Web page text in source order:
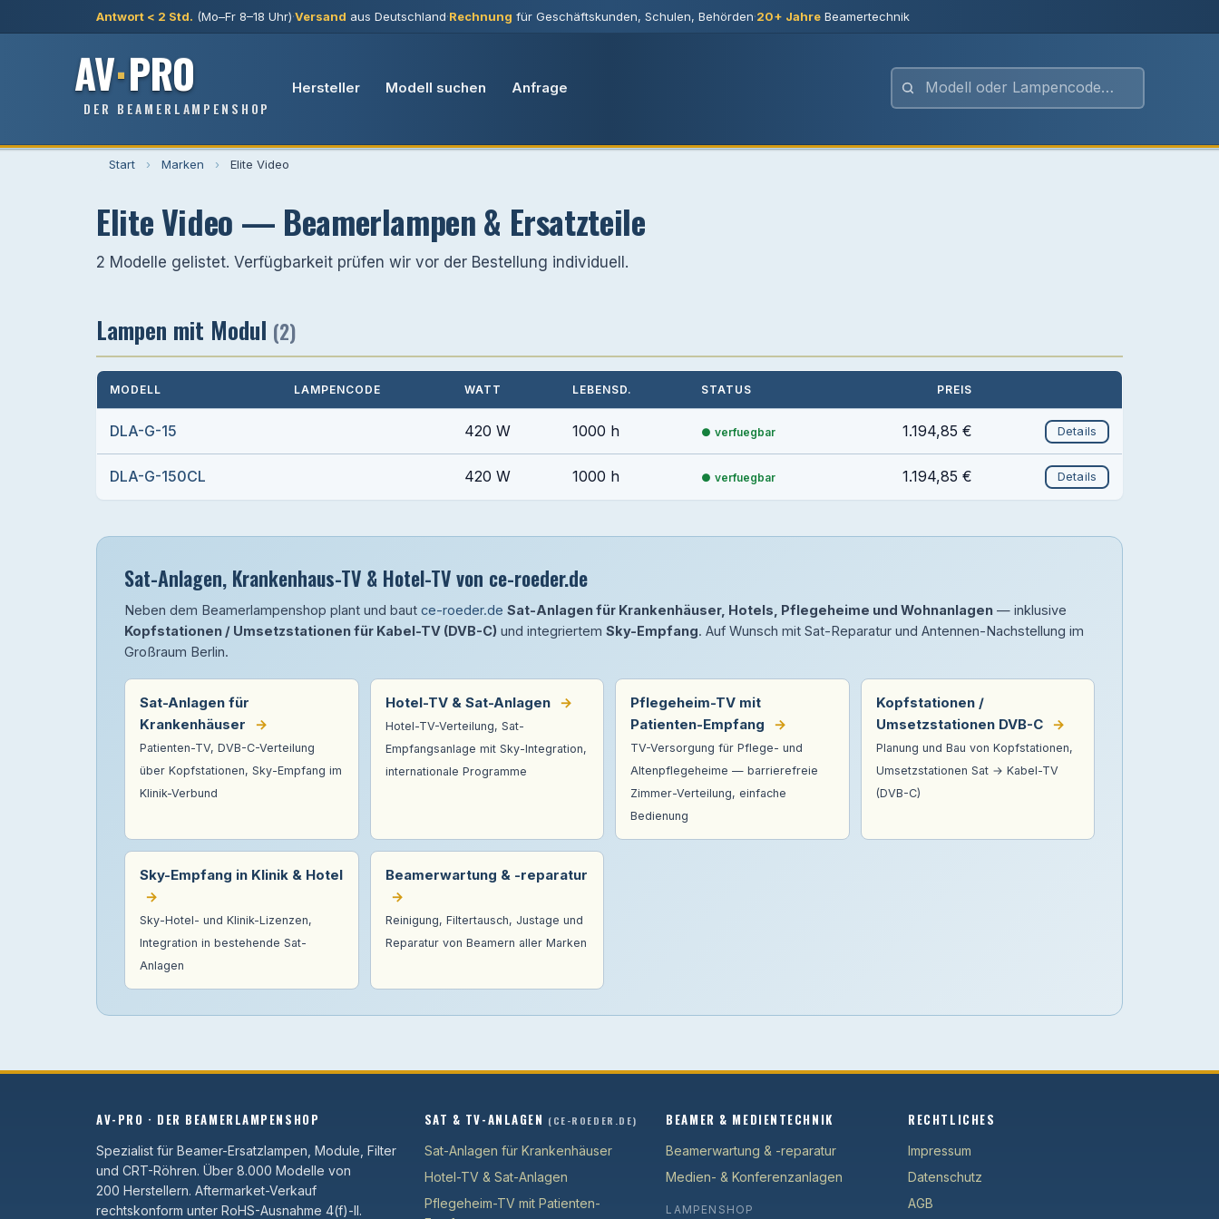
Antwort < 2 Std. (Mo–Fr 8–18 Uhr)·Versand aus Deutschland·Rechnung für Geschäftskunden, Schulen, Behörden·20+ Jahre Beamertechnik
AV·PRO
DER BEAMERLAMPENSHOP
Hersteller Modell suchen Anfrage
Start › Marken › Elite Video
Elite Video — Beamerlampen & Ersatzteile
2 Modelle gelistet. Verfügbarkeit prüfen wir vor der Bestellung individuell.
Lampen mit Modul (2)
MODELL LAMPENCODE WATT LEBENSD. STATUS PREIS
DLA-G-15 420 W 1000 h verfuegbar 1.194,85 € Details
DLA-G-150CL 420 W 1000 h verfuegbar 1.194,85 € Details
Sat-Anlagen, Krankenhaus-TV & Hotel-TV von ce-roeder.de
Neben dem Beamerlampenshop plant und baut ce-roeder.de Sat-Anlagen für Krankenhäuser, Hotels, Pflegeheime und Wohnanlagen — inklusive
Kopfstationen / Umsetzstationen für Kabel-TV (DVB-C) und integriertem Sky-Empfang. Auf Wunsch mit Sat-Reparatur und Antennen-Nachstellung im
Großraum Berlin.
Sat-Anlagen für
Krankenhäuser
→
Patienten-TV, DVB-C-Verteilung
über Kopfstationen, Sky-Empfang im
Klinik-Verbund
Hotel-TV & Sat-Anlagen →
Hotel-TV-Verteilung, Sat-
Empfangsanlage mit Sky-Integration,
internationale Programme
Pflegeheim-TV mit
Patienten-Empfang
→
TV-Versorgung für Pflege- und
Altenpflegeheime — barrierefreie
Zimmer-Verteilung, einfache
Bedienung
Kopfstationen /
Umsetzstationen DVB-C →
Planung und Bau von Kopfstationen,
Umsetzstationen Sat → Kabel-TV
(DVB-C)
Sky-Empfang in Klinik & Hotel
→
Sky-Hotel- und Klinik-Lizenzen,
Integration in bestehende Sat-
Anlagen
Beamerwartung & -reparatur
→
Reinigung, Filtertausch, Justage und
Reparatur von Beamern aller Marken
AV-PRO · DER BEAMERLAMPENSHOP
Spezialist für Beamer-Ersatzlampen, Module, Filter
und CRT-Röhren. Über 8.000 Modelle von
200 Herstellern. Aftermarket-Verkauf
rechtskonform unter RoHS-Ausnahme 4(f)-II.
SAT & TV-ANLAGEN (CE-ROEDER.DE)
Sat-Anlagen für Krankenhäuser
Hotel-TV & Sat-Anlagen
Pflegeheim-TV mit Patienten-
BEAMER & MEDIENTECHNIK
Beamerwartung & -reparatur
Medien- & Konferenzanlagen
LAMPENSHOP
RECHTLICHES
Impressum
Datenschutz
AGB